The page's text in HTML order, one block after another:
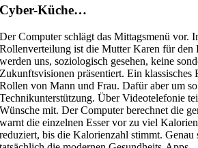
Cyber-Küche…
Der Computer schlägt das Mittagsmenü vor.
Rollenverteilung ist die Mutter Karen für den
werden uns, soziologisch gesehen, keine
Zukunftsvisionen präsentiert. Ein klassisches
Rollen von Mann und Frau. Dafür aber um
Technikunterstützung. Über Videotelefonie
Wünsche mit. Der Computer berechnet die
warnt die einzelnen Esser vor zu viel
reduziert, bis die Kalorienzahl stimmt. Genau